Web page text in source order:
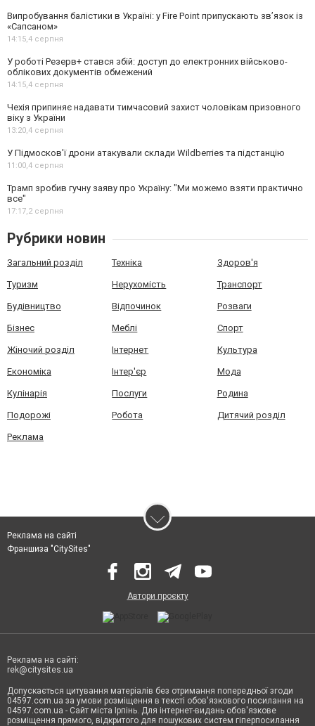
Випробування балістики в Україні: у Fire Point припускають зв’язок із
«Сапсаном»
14:15,4 серпня
У роботі Резерв+ стався збій: доступ до електронних військово-
облікових документів обмежений
14:15,4 серпня
Чехія припиняє надавати тимчасовий захист чоловікам призовного
віку з України
13:20,4 серпня
У Підмосков’ї дрони атакували склади Wildberries та підстанцію
11:00,4 серпня
Трамп зробив гучну заяву про Україну: "Ми можемо взяти практично
все"
17:17,2 серпня
Рубрики новин
Загальний розділ Техніка Здоров'я
Туризм Нерухомість Транспорт
Будівництво Відпочинок Розваги
Бізнес Меблі Спорт
Жіночий розділ Інтернет Культура
Економіка Інтер'єр Мода
Кулінарія Послуги Родина
Подорожі Робота Дитячий розділ
Реклама
Реклама на сайті
Франшиза "CitySites"
Автори проєкту
Реклама на сайті:
rek@citysites.ua
Допускається цитування матеріалів без отримання попередньої згоди
04597.com.ua за умови розміщення в тексті обов'язкового посилання на
04597.com.ua - Сайт міста Ірпінь. Для інтернет-видань обов'язкове
розміщення прямого, відкритого для пошукових систем гіперпосилання